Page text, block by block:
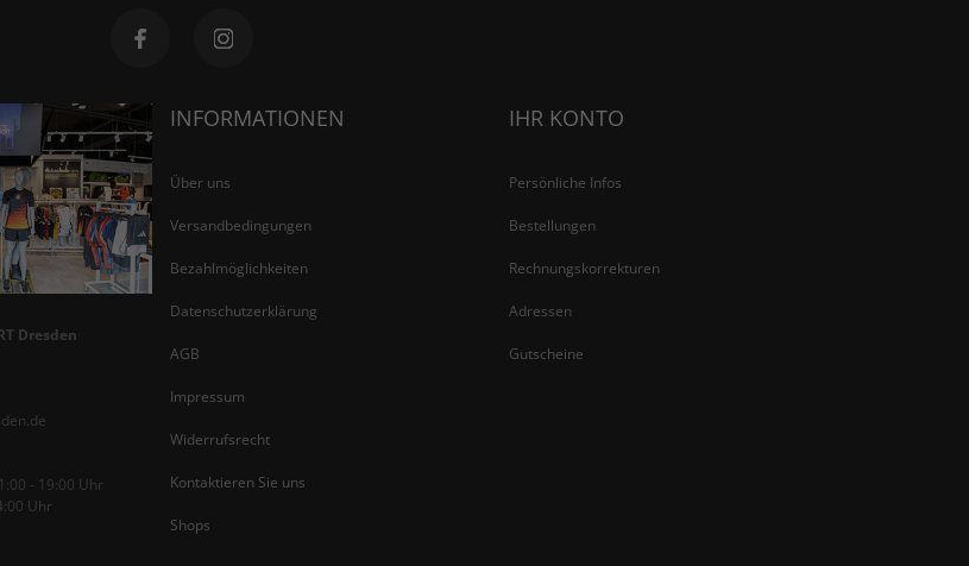
Dresden
- 19:00 Uhr
Uhr
INFORMATIONEN
Über uns
Versandbedingungen
Bezahlmöglichkeiten
Datenschutzerklärung
AGB
Impressum
Widerrufsrecht
Kontaktieren Sie uns
Shops
IHR KONTO
Persönliche Infos
Bestellungen
Rechnungskorrekturen
Adressen
Gutscheine